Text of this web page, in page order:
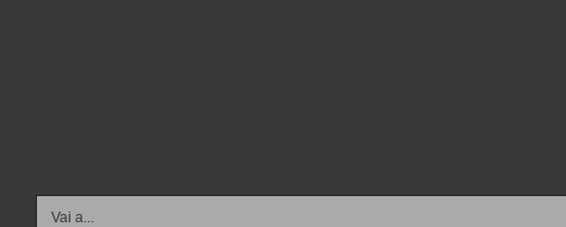
Vai a...